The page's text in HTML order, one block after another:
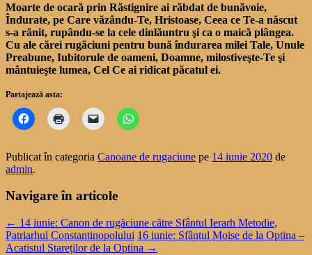
Moarte de ocară prin Răstignire ai răbdat de bunăvoie,
Îndurate, pe Care văzându-Te, Hristoase, Ceea ce Te-a născut
s-a rănit, rupându-se la cele dinlăuntru şi ca o maică plângea.
Cu ale cărei rugăciuni pentru bună îndurarea milei Tale, Unule
Preabune, Iubitorule de oameni, Doamne, milostiveşte-Te şi
mântuieşte lumea, Cel Ce ai ridicat păcatul ei.
Partajează asta:
Publicat în categoria Canoane de rugaciune pe 14 iunie 2020 de
admin.
Navigare în articole
← 14 iunie: Canon de rugăciune către Sfântul Ierarh Metodie,
Patriarhul Constantinopolului 16 iunie: Sfântul Moise de la Optina –
Acatistul Stareţilor de la Optina →